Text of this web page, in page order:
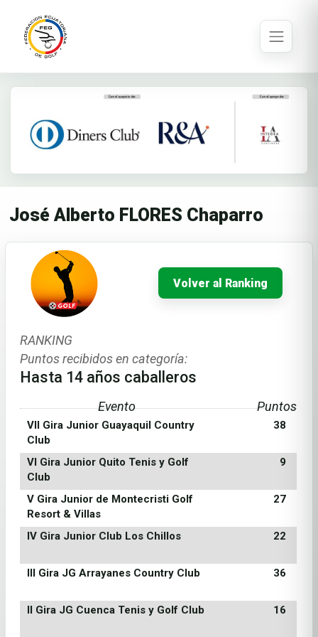
José Alberto FLORES Chaparro
Volver al Ranking
RANKING
Puntos recibidos en categoría:
Hasta 14 años caballeros
Evento Puntos
VII Gira Junior Guayaquil Country
Club
38
VI Gira Junior Quito Tenis y Golf
Club
9
V Gira Junior de Montecristi Golf
Resort & Villas
27
IV Gira Junior Club Los Chillos 22
III Gira JG Arrayanes Country Club 36
II Gira JG Cuenca Tenis y Golf Club 16